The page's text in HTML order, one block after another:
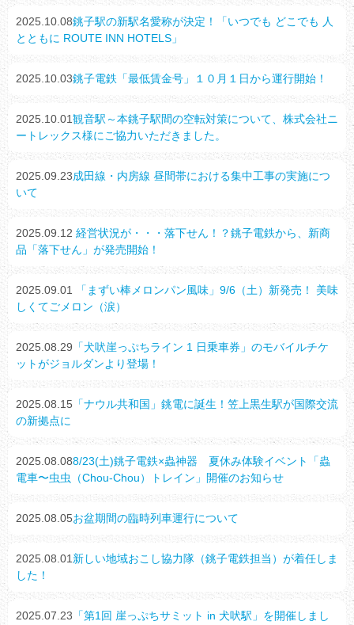
2025.10.08銚子駅の新駅名愛称が決定！「いつでも どこでも 人
とともに ROUTE INN HOTELS」
2025.10.03銚子電鉄「最低賃金号」１０月１日から運行開始！
2025.10.01観音駅～本銚子駅間の空転対策について、株式会社ニ
ートレックス様にご協力いただきました。
2025.09.23成田線・内房線 昼間帯における集中工事の実施につ
いて
2025.09.12 経営状況が・・・落下せん！？銚子電鉄から、新商
品「落下せん」が発売開始！
2025.09.01
「まずい棒メロンパン風味」9/6（土）新発売！ 美味
しくてごメロン（涙）
2025.08.29 「犬吠崖っぷちライン 1 日乗車券」のモバイルチケ
ットがジョルダンより登場！
2025.08.15 「ナウル共和国」銚電に誕生！笠上黒生駅が国際交流
の新拠点に
2025.08.088/23(土)銚子電鉄×蟲神器 夏休み体験イベント「蟲
電車〜虫虫（Chou-Chou）トレイン」開催のお知らせ
2025.08.05お盆期間の臨時列車運行について
2025.08.01 新しい地域おこし協力隊（銚子電鉄担当）が着任しま
した！
2025.07.23 「第1回 崖っぷちサミット in 犬吠駅」を開催しまし